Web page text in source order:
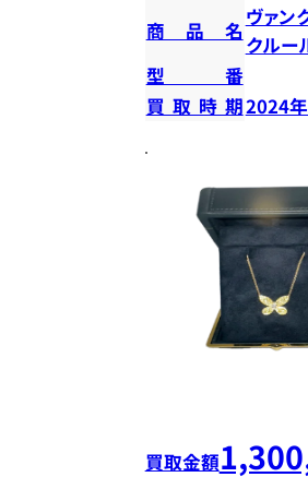
商品名
ヴァ
クルー
型番
買取時期2024
買取金額